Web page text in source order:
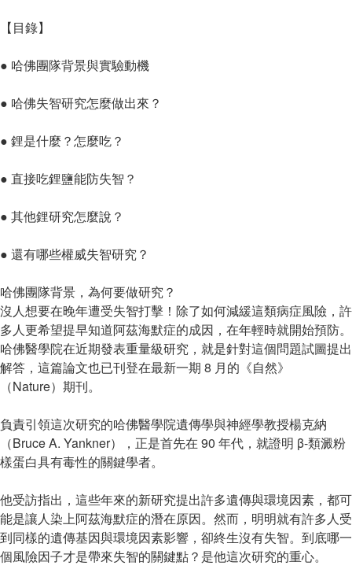
【目錄】
● 哈佛團隊背景與實驗動機
● 哈佛失智研究怎麼做出來？
● 鋰是什麼？怎麼吃？
● 直接吃鋰鹽能防失智？
● 其他鋰研究怎麼說？
● 還有哪些權威失智研究？
哈佛團隊背景，為何要做研究？
沒人想要在晚年遭受失智打擊！除了如何減緩這類病症風險，許
多人更希望提早知道阿茲海默症的成因，在年輕時就開始預防。
哈佛醫學院在近期發表重量級研究，就是針對這個問題試圖提出
解答，這篇論文也已刊登在最新一期 8 月的《自然》
（Nature）期刊。
負責引領這次研究的哈佛醫學院遺傳學與神經學教授楊克納
（Bruce A. Yankner），正是首先在 90 年代，就證明 β-類澱粉
樣蛋白具有毒性的關鍵學者。
他受訪指出，這些年來的新研究提出許多遺傳與環境因素，都可
能是讓人染上阿茲海默症的潛在原因。然而，明明就有許多人受
到同樣的遺傳基因與環境因素影響，卻終生沒有失智。到底哪一
個風險因子才是帶來失智的關鍵點？是他這次研究的重心。